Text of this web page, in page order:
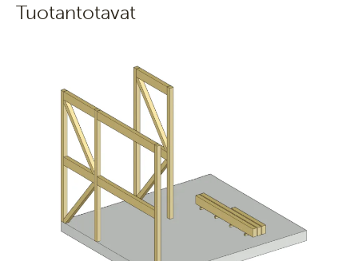
Tuotantotavat